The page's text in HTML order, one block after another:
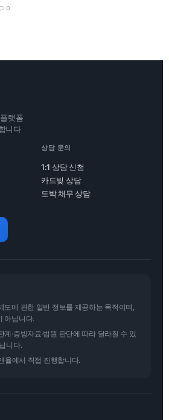
0
랫폼
니다
상담 문의
1:1 상담 신청
카드빚 상담
도박 채무 상담
도에 관한 일반 정보를 제공하는 목적이며,
아닙니다.
·증빙자료·법원 판단에 따라 달라질 수 있
니다.
율에서 직접 진행합니다.